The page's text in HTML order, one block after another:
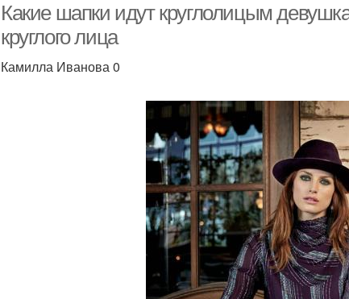
Какие шапки идут круглолицым
круглого лица
Камилла Иванова 0